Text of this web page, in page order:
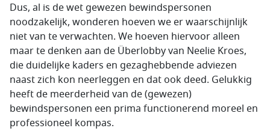
Dus, al is de wet gewezen bewindspersonen
noodzakelijk, wonderen hoeven we er waarschijnlijk
niet van te verwachten. We hoeven hiervoor alleen
maar te denken aan de Überlobby van Neelie Kroes,
die duidelijke kaders en gezaghebbende adviezen
naast zich kon neerleggen en dat ook deed. Gelukkig
heeft de meerderheid van de (gewezen)
bewindspersonen een prima functionerend moreel en
professioneel kompas.